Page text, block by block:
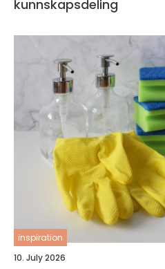
kunnskapsdeling
inspiration
10. July 2026